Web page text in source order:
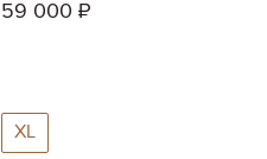
59 000 ₽
XL